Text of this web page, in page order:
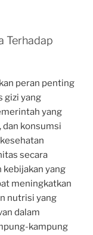
Terhadap
peran penting
gizi yang
yang
konsumsi
secara
kebijakan yang
meningkatkan
nutrisi yang
dalam
kampung